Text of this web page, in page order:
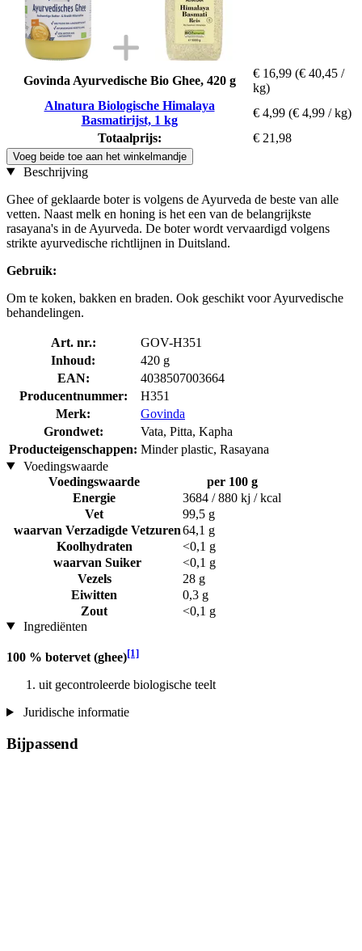
Govinda Ayurvedische Bio Ghee, 420 g
€ 16,99 (€ 40,45 /
kg)
Alnatura Biologische Himalaya
Basmatirijst, 1 kg
€ 4,99 (€ 4,99 / kg)
Totaalprijs:
€ 21,98
Voeg beide toe aan het winkelmandje
Beschrijving
Ghee of geklaarde boter is volgens de Ayurveda de beste van alle
vetten. Naast melk en honing is het een van de belangrijkste
rasayana's in de Ayurveda. De boter wordt vervaardigd volgens
strikte ayurvedische richtlijnen in Duitsland.
Gebruik:
Om te koken, bakken en braden. Ook geschikt voor Ayurvedische
behandelingen.
Art. nr.:
GOV-H351
Inhoud:
420 g
EAN:
4038507003664
Producentnummer:
H351
Merk:
Govinda
Grondwet:
Vata, Pitta, Kapha
Producteigenschappen: Minder plastic, Rasayana
Voedingswaarde
Voedingswaarde
per 100 g
Energie
3684 / 880 kj / kcal
Vet
99,5 g
waarvan Verzadigde Vetzuren64,1 g
Koolhydraten
<0,1 g
waarvan Suiker
<0,1 g
Vezels
28 g
Eiwitten
0,3 g
Zout
<0,1 g
Ingrediënten
100 % botervet (ghee)[1]
uit gecontroleerde biologische teelt
Juridische informatie
Bijpassend